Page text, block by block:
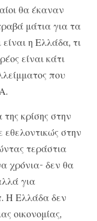
θα έκαναν
μάτια για τα
η Ελλάδα, τι
είναι κάτι
που
κρίσης στην
στην
τεράστια
χρόνια- δεν θα
για
Η Ελλάδα δεν
οικονομίας,